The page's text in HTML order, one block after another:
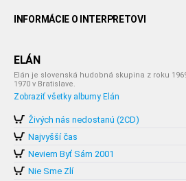
INFORMÁCIE O INTERPRETOVI
ELÁN
Elán je slovenská hudobná skupina z roku
1970 v Bratislave.
Zobraziť všetky albumy Elán
Živých nás nedostanú (2CD)
Najvyšší čas
Neviem Byť Sám 2001
Nie Sme Zlí